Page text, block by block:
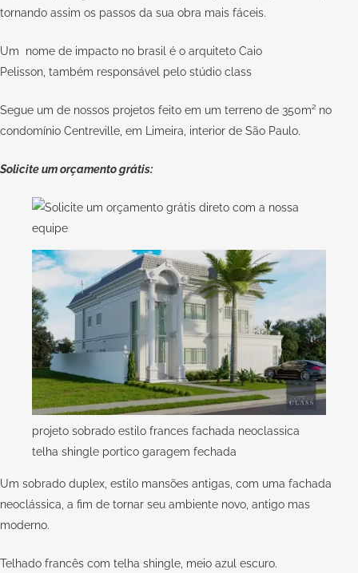
tornando assim os passos da sua obra mais fáceis.
Um nome de impacto no brasil é o arquiteto Caio
Pelisson, também responsável pelo stúdio class
Segue um de nossos projetos feito em um terreno de 350m² no
condomínio Centreville, em Limeira, interior de São Paulo.
Solicite um orçamento grátis:
projeto sobrado estilo frances fachada neoclassica
telha shingle portico garagem fechada
Um sobrado duplex, estilo mansões antigas, com uma fachada
neoclássica, a fim de tornar seu ambiente novo, antigo mas
moderno.
Telhado francês com telha shingle, meio azul escuro.